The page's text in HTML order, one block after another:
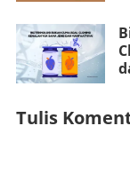
Tulis